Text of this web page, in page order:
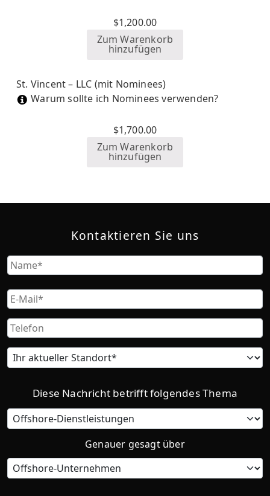
$1,200.00
Zum Warenkorb
hinzufügen
St. Vincent – LLC (mit Nominees)
Warum sollte ich Nominees verwenden?
$1,700.00
Zum Warenkorb
hinzufügen
Kontaktieren Sie uns
Name
Email
Phone
Current
location
Diese Nachricht betrifft folgendes Thema
Category
Genauer gesagt über